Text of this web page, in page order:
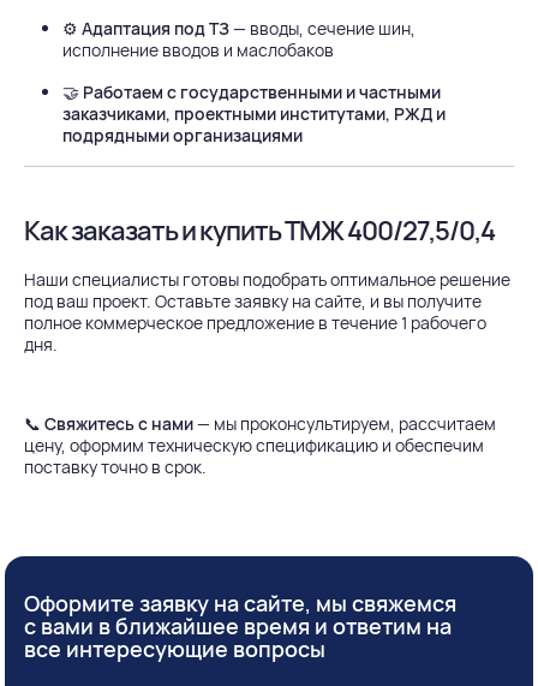
⚙ Адаптация под ТЗ— вводы, сечение шин,
исполнение вводов и маслобаков
🤝 Работаем с государственными и частными
заказчиками, проектными институтами, РЖД и
подрядными организациями
Как заказать и купить ТМЖ 400/27,5/0,4
Наши специалисты готовы подобрать оптимальное решение
под ваш проект. Оставьте заявку на сайте, и вы получите
полное коммерческое предложение в течение 1 рабочего
дня.
📞 Свяжитесь с нами— мы проконсультируем, рассчитаем
цену, оформим техническую спецификацию и обеспечим
поставку точно в срок.
Оформите заявку на сайте, мы свяжемся
с вами в ближайшее время и ответим на
все интересующие вопросы